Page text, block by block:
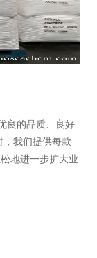
良的品质、良好
我们提供每款
地进一步扩大业